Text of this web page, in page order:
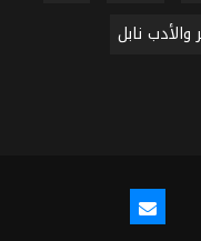
والأدب نابل